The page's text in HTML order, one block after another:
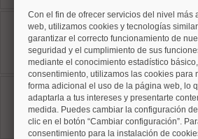
Centro, Universidad
Ref: 10008931
77 m²
2 dormitorios
1 baños
Arganzuela, Palos de
Ref: 10008962
135 m²
2 dormitorios
2 baños
Con el fin de ofrecer servicios del nivel más
web, utilizamos cookies y tecnologías
garantizar el correcto funcionamiento de
seguridad y el cumplimiento de sus
mediante el conocimiento estadístico
consentimiento, utilizamos las cookies para
forma adicional el uso de la página web, lo
adaptarla a tus intereses y presentarte
medida. Puedes cambiar la configuración
clic en el botón “Cambiar configuración”.
consentimiento para la instalación de